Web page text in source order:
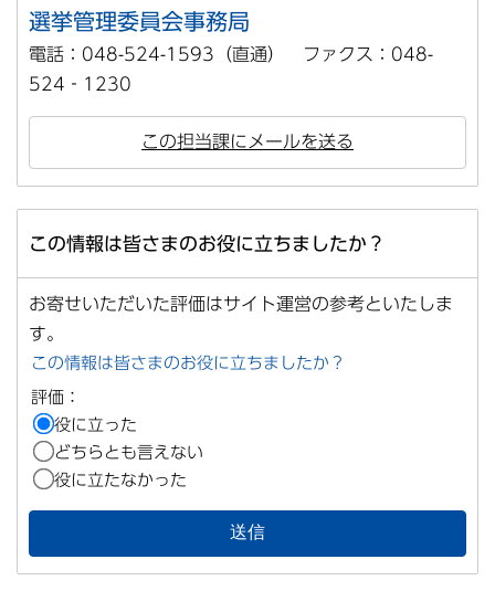
選挙管理委員会事務局
電話：048-524-1593（直通） ファクス：048-
524‐1230
この担当課にメールを送る
この情報は皆さまのお役に立ちましたか？
お寄せいただいた評価はサイト運営の参考といたしま
す。
この情報は皆さまのお役に立ちましたか？
評価：
役に立った
どちらとも言えない
役に立たなかった